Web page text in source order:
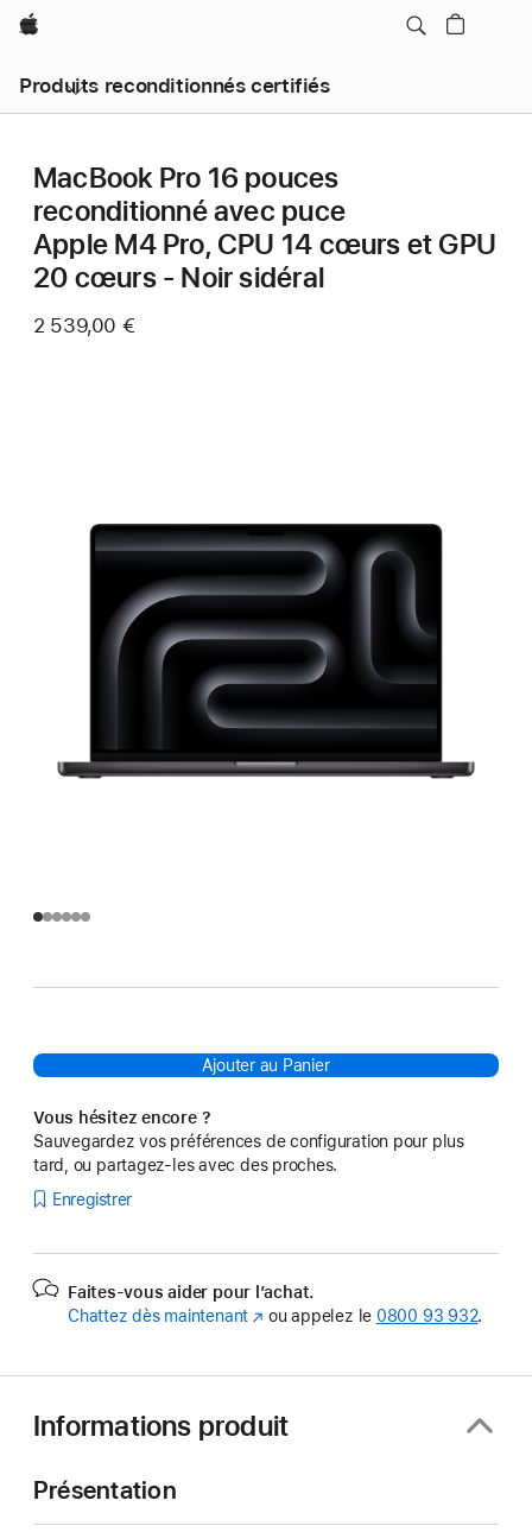
Apple
Produits reconditionnés certifiés
MacBook Pro 16 pouces
reconditionné avec puce
Apple M4 Pro, CPU 14 cœurs et GPU
20 cœurs - Noir sidéral
2 539,00 €
Ajouter au Panier
Vous hésitez encore ?
Sauvegardez vos préférences de configuration pour plus
tard, ou partagez-les avec des proches.
Enregistrer
Faites-vous aider pour l’achat.
Chattez dès maintenant (s’ouvre
ou appelez le 0800 93 932.
Informations produit
Présentation